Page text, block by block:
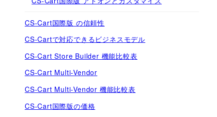
CS-Cart国際版 の信頼性
CS-Cartで対応できるビジネスモデル
CS-Cart Store Builder 機能比較表
CS-Cart Multi-Vendor
CS-Cart Multi-Vendor 機能比較表
CS-Cart国際版の価格